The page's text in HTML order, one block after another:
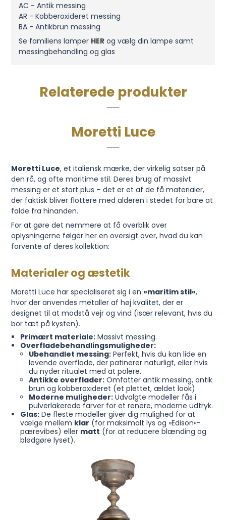
AC - Antik messing
AR - Kobberoxideret messing
BA - Antikbrun messing
Se familiens lamper HER og vælg din lampe samt
messingbehandling og glas
Relaterede produkter
Moretti Luce
Moretti Luce, et italiensk mærke, der virkelig satser på
den rå, og ofte maritime stil. Deres brug af massivt
messing er et stort plus – det er et af de få materialer,
der faktisk bliver flottere med alderen i stedet for bare at
falde fra hinanden.
For at gøre det nemmere at få overblik over
oplysningerne følger her en oversigt over, hvad du kan
forvente af deres kollektion:
Materialer og æstetik
Moretti Luce har specialiseret sig i en »maritim stil«,
hvor der anvendes metaller af høj kvalitet, der er
designet til at modstå vejr og vind (især relevant, hvis du
bor tæt på kysten).
Primært materiale:Massivt messing.
Overfladebehandlingsmuligheder:
Ubehandlet messing: Perfekt, hvis du kan lide en
levende overflade, der patinerer naturligt, eller hvis
du nyder ritualet med at polere.
Antikke overflader: Omfatter antik messing, antik
brun og kobberoxideret (et plettet, ældet look).
Moderne muligheder: Udvalgte modeller fås i
pulverlakerede farver for et renere, moderne udtryk.
Glas:De fleste modeller giver dig mulighed for at
vælge mellem klar (for maksimalt lys og »Edison«-
pærevibes) eller matt (for at reducere blænding og
blødgøre lyset).